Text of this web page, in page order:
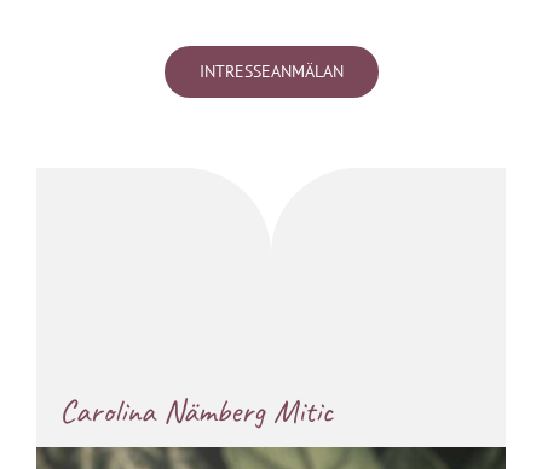
INTRESSEANMÄLAN
Carolina Nämberg Mitic